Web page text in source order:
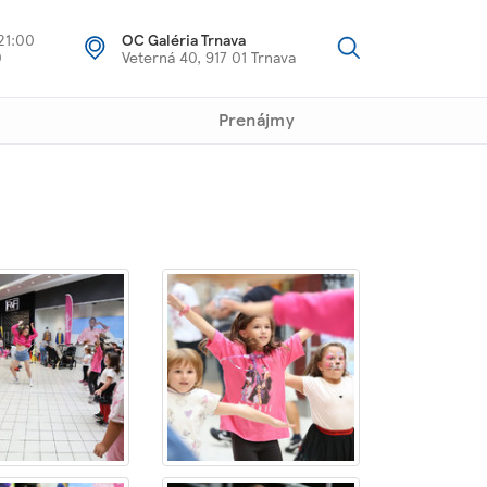
OC Galéria Trnava
Veterná 40, 917 01 Trnava
Prenájmy